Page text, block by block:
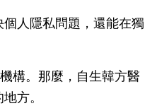
人隱私問題，還能在獨
構。那麼，自生韓方醫
方。